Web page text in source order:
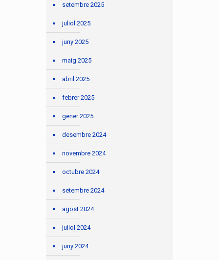
setembre 2025
juliol 2025
juny 2025
maig 2025
abril 2025
febrer 2025
gener 2025
desembre 2024
novembre 2024
octubre 2024
setembre 2024
agost 2024
juliol 2024
juny 2024